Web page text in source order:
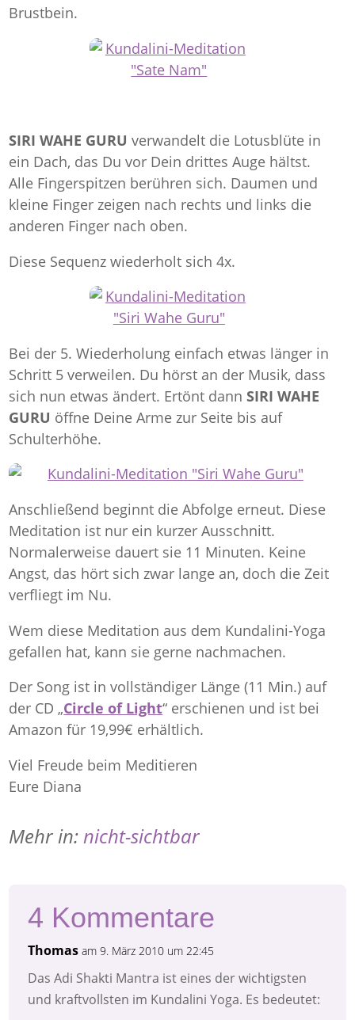
Brustbein.
SIRI WAHE GURU verwandelt die Lotusblüte in
ein Dach, das Du vor Dein drittes Auge hältst.
Alle Fingerspitzen berühren sich. Daumen und
kleine Finger zeigen nach rechts und links die
anderen Finger nach oben.
Diese Sequenz wiederholt sich 4x.
Bei der 5. Wiederholung einfach etwas länger in
Schritt 5 verweilen. Du hörst an der Musik, dass
sich nun etwas ändert. Ertönt dannSIRI WAHE
GURU öffne Deine Arme zur Seite bis auf
Schulterhöhe.
Anschließend beginnt die Abfolge erneut. Diese
Meditation ist nur ein kurzer Ausschnitt.
Normalerweise dauert sie 11 Minuten. Keine
Angst, das hört sich zwar lange an, doch die Zeit
verfliegt im Nu.
Wem diese Meditation aus dem Kundalini-Yoga
gefallen hat, kann sie gerne nachmachen.
Der Song ist in vollständiger Länge (11 Min.) auf
der CD „Circle of Light“ erschienen und ist bei
Amazon für 19,99€ erhältlich.
Viel Freude beim Meditieren
Eure Diana
Mehr in:nicht-sichtbar
4 Kommentare
Thomas am 9. März 2010 um 22:45
Das Adi Shakti Mantra ist eines der wichtigsten
und kraftvollsten im Kundalini Yoga. Es bedeutet: